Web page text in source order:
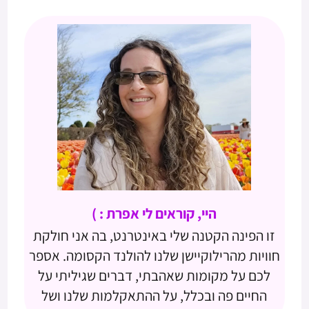
היי, קוראים לי אפרת : )
זו הפינה הקטנה שלי באינטרנט, בה אני חולקת
חוויות מהרילוקיישן שלנו להולנד הקסומה. אספר
לכם על מקומות שאהבתי, דברים שגיליתי על
החיים פה ובכלל, על ההתאקלמות שלנו ושל